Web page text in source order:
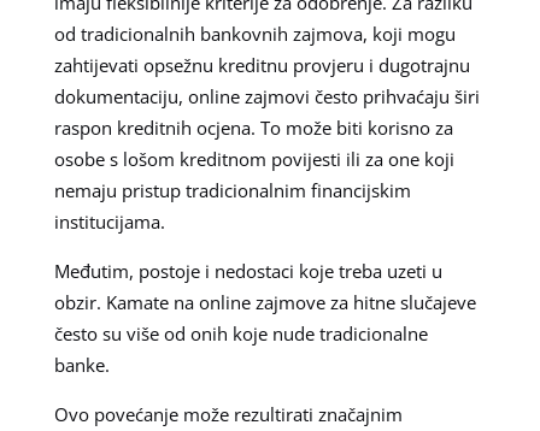
od tradicionalnih bankovnih zajmova, koji mogu
zahtijevati opsežnu kreditnu provjeru i dugotrajnu
dokumentaciju, online zajmovi često prihvaćaju širi
raspon kreditnih ocjena. To može biti korisno za
osobe s lošom kreditnom povijesti ili za one koji
nemaju pristup tradicionalnim financijskim
institucijama.
Međutim, postoje i nedostaci koje treba uzeti u
obzir. Kamate na online zajmove za hitne slučajeve
često su više od onih koje nude tradicionalne
banke.
Ovo povećanje može rezultirati značajnim